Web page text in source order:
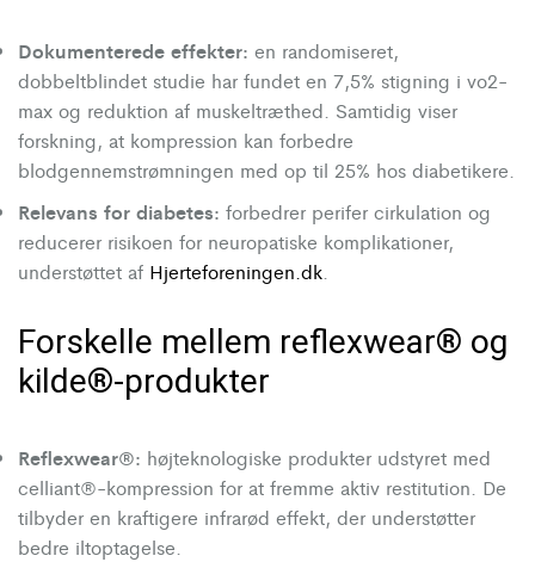
Dokumenterede effekter: en randomiseret,
dobbeltblindet studie har fundet en 7,5% stigning i vo2-
max og reduktion af muskeltræthed. Samtidig viser
forskning, at kompression kan forbedre
blodgennemstrømningen med op til 25% hos diabetikere.
Relevans for diabetes: forbedrer perifer cirkulation og
reducerer risikoen for neuropatiske komplikationer,
understøttet af Hjerteforeningen.dk
Forskelle mellem reflexwear® og
kilde®-produkter
Reflexwear®: højteknologiske produkter udstyret med
celliant®-kompression for at fremme aktiv restitution. De
tilbyder en kraftigere infrarød effekt, der understøtter
bedre iltoptagelse.